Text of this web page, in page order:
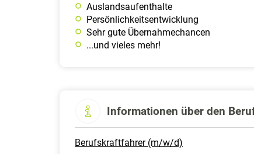
Auslandsaufenthalte
Persönlichkeitsentwicklung
Sehr gute Übernahmechancen
...und vieles mehr!
Informationen über den
Berufskraftfahrer (m/w/d)